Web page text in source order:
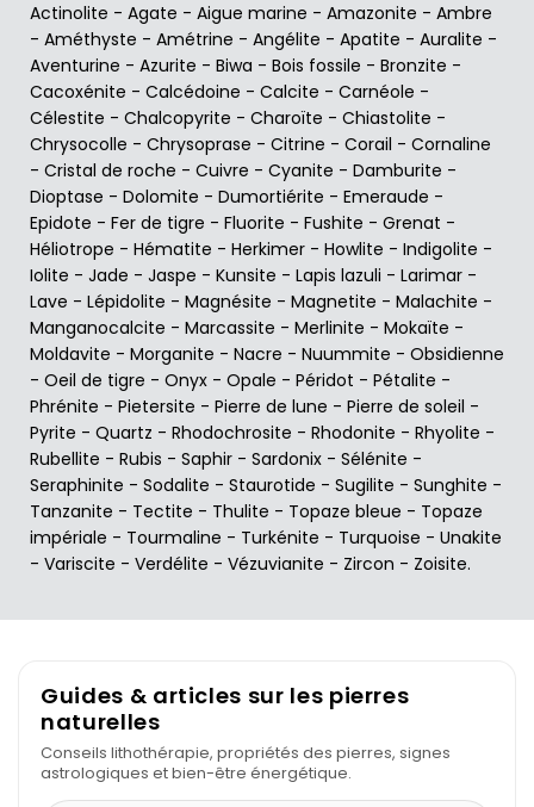
Actinolite - Agate - Aigue marine - Amazonite - Ambre
- Améthyste - Amétrine - Angélite - Apatite - Auralite -
Aventurine - Azurite - Biwa - Bois fossile - Bronzite -
Cacoxénite - Calcédoine - Calcite - Carnéole -
Célestite - Chalcopyrite - Charoïte - Chiastolite -
Chrysocolle - Chrysoprase - Citrine - Corail - Cornaline
- Cristal de roche - Cuivre - Cyanite - Damburite -
Dioptase - Dolomite - Dumortiérite - Emeraude -
Epidote - Fer de tigre - Fluorite - Fushite - Grenat -
Héliotrope - Hématite - Herkimer - Howlite - Indigolite -
Iolite - Jade - Jaspe - Kunsite - Lapis lazuli - Larimar -
Lave - Lépidolite - Magnésite - Magnetite - Malachite -
Manganocalcite - Marcassite - Merlinite - Mokaïte -
Moldavite - Morganite - Nacre - Nuummite - Obsidienne
- Oeil de tigre - Onyx - Opale - Péridot - Pétalite -
Phrénite - Pietersite - Pierre de lune - Pierre de soleil -
Pyrite - Quartz - Rhodochrosite - Rhodonite - Rhyolite -
Rubellite - Rubis - Saphir - Sardonix - Sélénite -
Seraphinite - Sodalite - Staurotide - Sugilite - Sunghite -
Tanzanite - Tectite - Thulite - Topaze bleue - Topaze
impériale - Tourmaline - Turkénite - Turquoise - Unakite
- Variscite - Verdélite - Vézuvianite - Zircon - Zoisite.
Guides & articles sur les pierres
naturelles
Conseils lithothérapie, propriétés des pierres, signes
astrologiques et bien-être énergétique.